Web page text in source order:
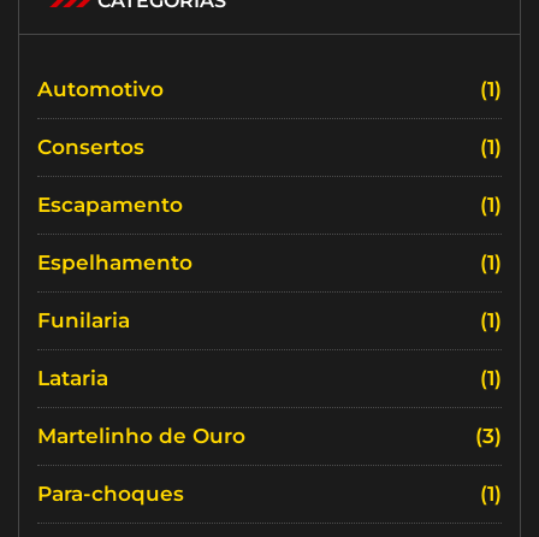
Automotivo (1)
Consertos (1)
Escapamento (1)
Espelhamento (1)
Funilaria (1)
Lataria (1)
Martelinho de Ouro (3)
Para-choques (1)